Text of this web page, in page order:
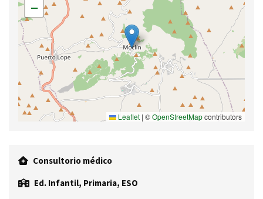
−
Leaflet | ©OpenStreetMapcontributors
Consultorio médico
Ed. Infantil, Primaria, ESO